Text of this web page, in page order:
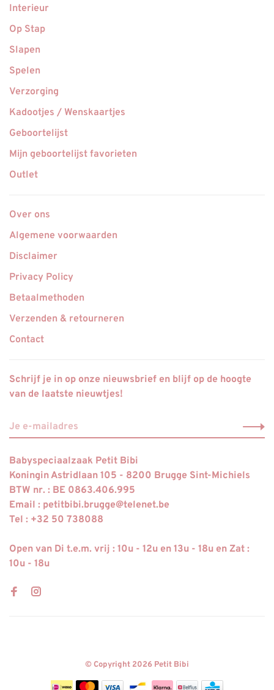
Interieur
Op Stap
Slapen
Spelen
Verzorging
Kadootjes / Wenskaartjes
Geboortelijst
Mijn geboortelijst favorieten
Outlet
Over ons
Algemene voorwaarden
Disclaimer
Privacy Policy
Betaalmethoden
Verzenden & retourneren
Contact
Schrijf je in op onze nieuwsbrief en blijf op de hoogte
van de laatste nieuwtjes!
Babyspeciaalzaak Petit Bibi
Koningin Astridlaan 105 - 8200 Brugge Sint-Michiels
BTW nr. : BE 0863.406.995
Email : petitbibi.brugge@telenet.be
Tel : +32 50 738088
Open van Di t.e.m. vrij : 10u - 12u en 13u - 18u en Zat :
10u - 18u
© Copyright 2026 Petit Bibi